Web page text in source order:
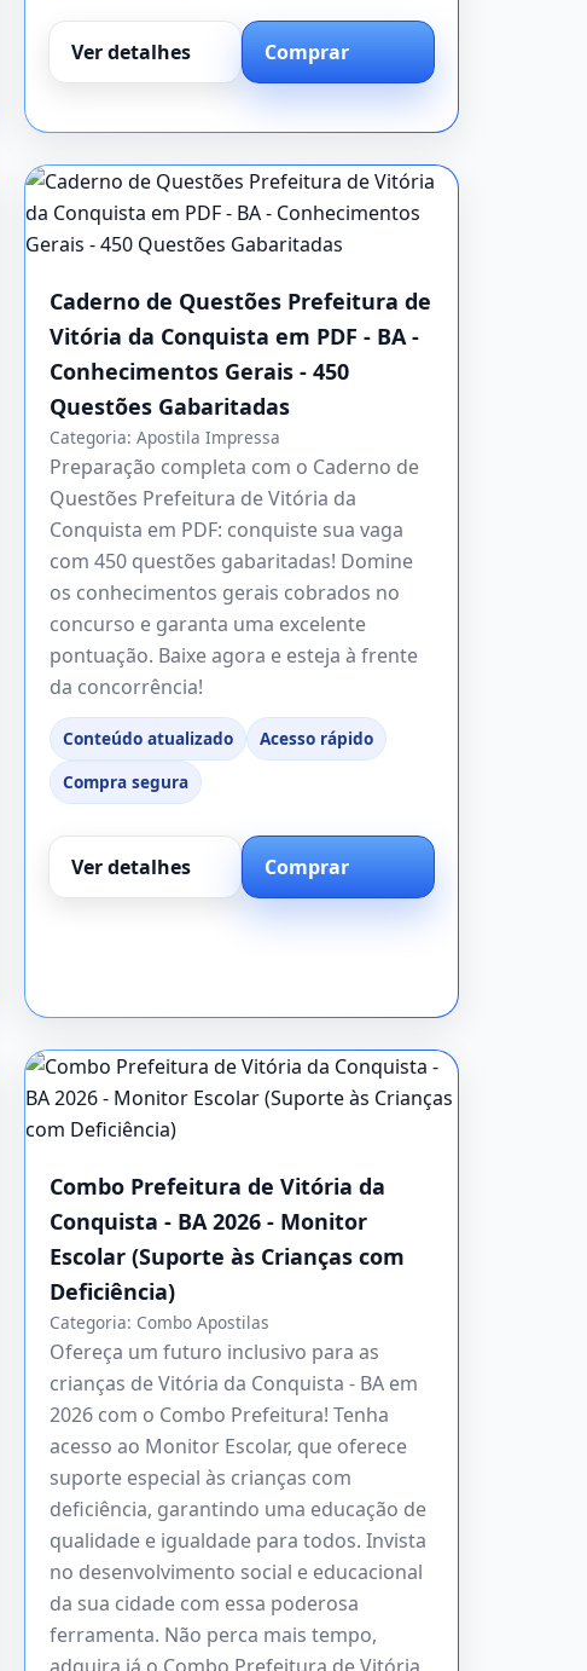
Ver detalhes Comprar
Caderno de Questões Prefeitura de
Vitória da Conquista em PDF - BA -
Conhecimentos Gerais - 450
Questões Gabaritadas
Categoria: Apostila Impressa
Preparação completa com o Caderno de
Questões Prefeitura de Vitória da
Conquista em PDF: conquiste sua vaga
com 450 questões gabaritadas! Domine
os conhecimentos gerais cobrados no
concurso e garanta uma excelente
pontuação. Baixe agora e esteja à frente
da concorrência!
Conteúdo atualizado
Acesso rápido
Compra segura
Ver detalhes Comprar
Combo Prefeitura de Vitória da
Conquista - BA 2026 - Monitor
Escolar (Suporte às Crianças com
Deficiência)
Categoria: Combo Apostilas
Ofereça um futuro inclusivo para as
crianças de Vitória da Conquista - BA em
2026 com o Combo Prefeitura! Tenha
acesso ao Monitor Escolar, que oferece
suporte especial às crianças com
deficiência, garantindo uma educação de
qualidade e igualdade para todos. Invista
no desenvolvimento social e educacional
da sua cidade com essa poderosa
ferramenta. Não perca mais tempo,